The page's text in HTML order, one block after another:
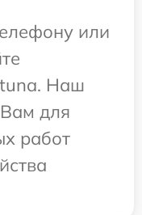
или
Наш
для
работ